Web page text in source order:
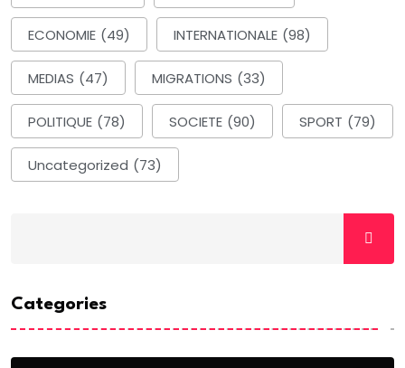
ECONOMIE (49) INTERNATIONALE (98)
MEDIAS (47) MIGRATIONS (33)
POLITIQUE (78) SOCIETE (90) SPORT (79)
Uncategorized (73)
Categories